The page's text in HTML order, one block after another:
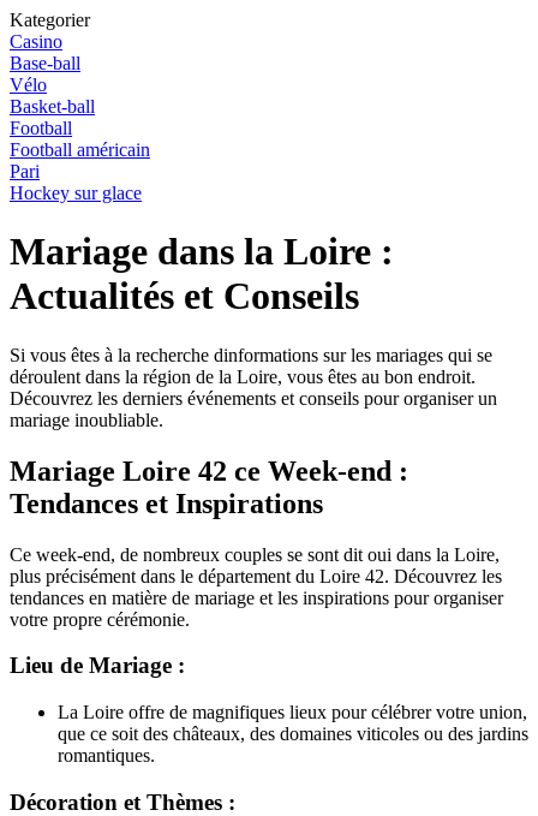
Kategorier
Casino
Base-ball
Vélo
Basket-ball
Football
Football américain
Pari
Hockey sur glace
Mariage dans la Loire :
Actualités et Conseils
Si vous êtes à la recherche dinformations sur les mariages qui se
déroulent dans la région de la Loire, vous êtes au bon endroit.
Découvrez les derniers événements et conseils pour organiser un
mariage inoubliable.
Mariage Loire 42 ce Week-end :
Tendances et Inspirations
Ce week-end, de nombreux couples se sont dit oui dans la Loire,
plus précisément dans le département du Loire 42. Découvrez les
tendances en matière de mariage et les inspirations pour organiser
votre propre cérémonie.
Lieu de Mariage :
La Loire offre de magnifiques lieux pour célébrer votre union,
que ce soit des châteaux, des domaines viticoles ou des jardins
romantiques.
Décoration et Thèmes :